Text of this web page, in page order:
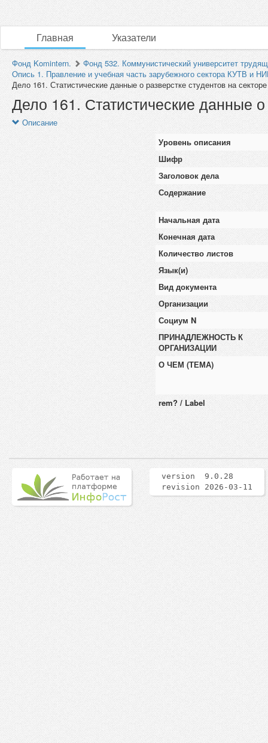
Главная Указатели
Фонд Komintern.
Фонд 532. Коммунистический университет
Опись 1. Правление и учебная часть зарубежного сектора КУТВ и
Дело 161. Статистические данные о разверстке студентов на
Дело 161. Статистические данные
Описание
Уровень описания
Шифр
Заголовок дела
Содержание
Начальная дата
Конечная дата
Количество листов
Язык(и)
Вид документа
Организации
Социум N
ПРИНАДЛЕЖНОСТЬ К
ОРГАНИЗАЦИИ
О ЧЕМ (ТЕМА)
rem? / Label
version 9.0.28
revision 2026-03-11